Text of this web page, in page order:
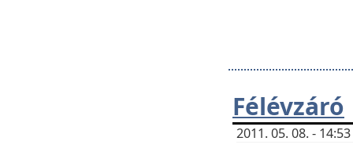
Félévzáró
2011. 05. 08. -